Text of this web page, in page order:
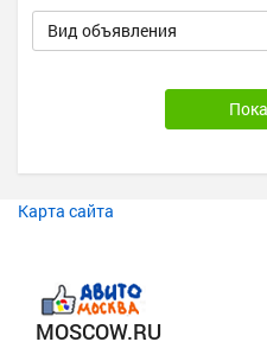
Вид объявления
Карта сайта
MOSCOW.RU